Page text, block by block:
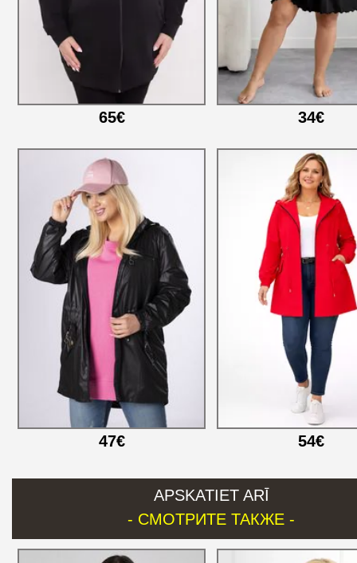
65€ 34€
47€ 54€
APSKATIET ARĪ
- СМОТРИТЕ ТАКЖЕ -